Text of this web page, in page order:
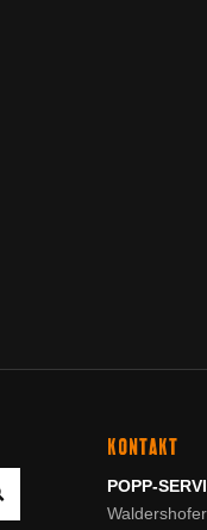
KONTAKT
POPP-